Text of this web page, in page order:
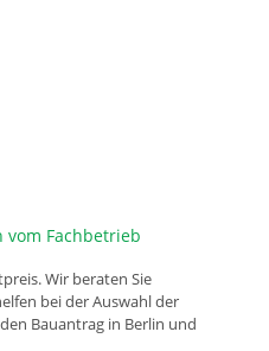
Fachbetrieb
Wir beraten Sie
bei der Auswahl der
Bauantrag in Berlin und